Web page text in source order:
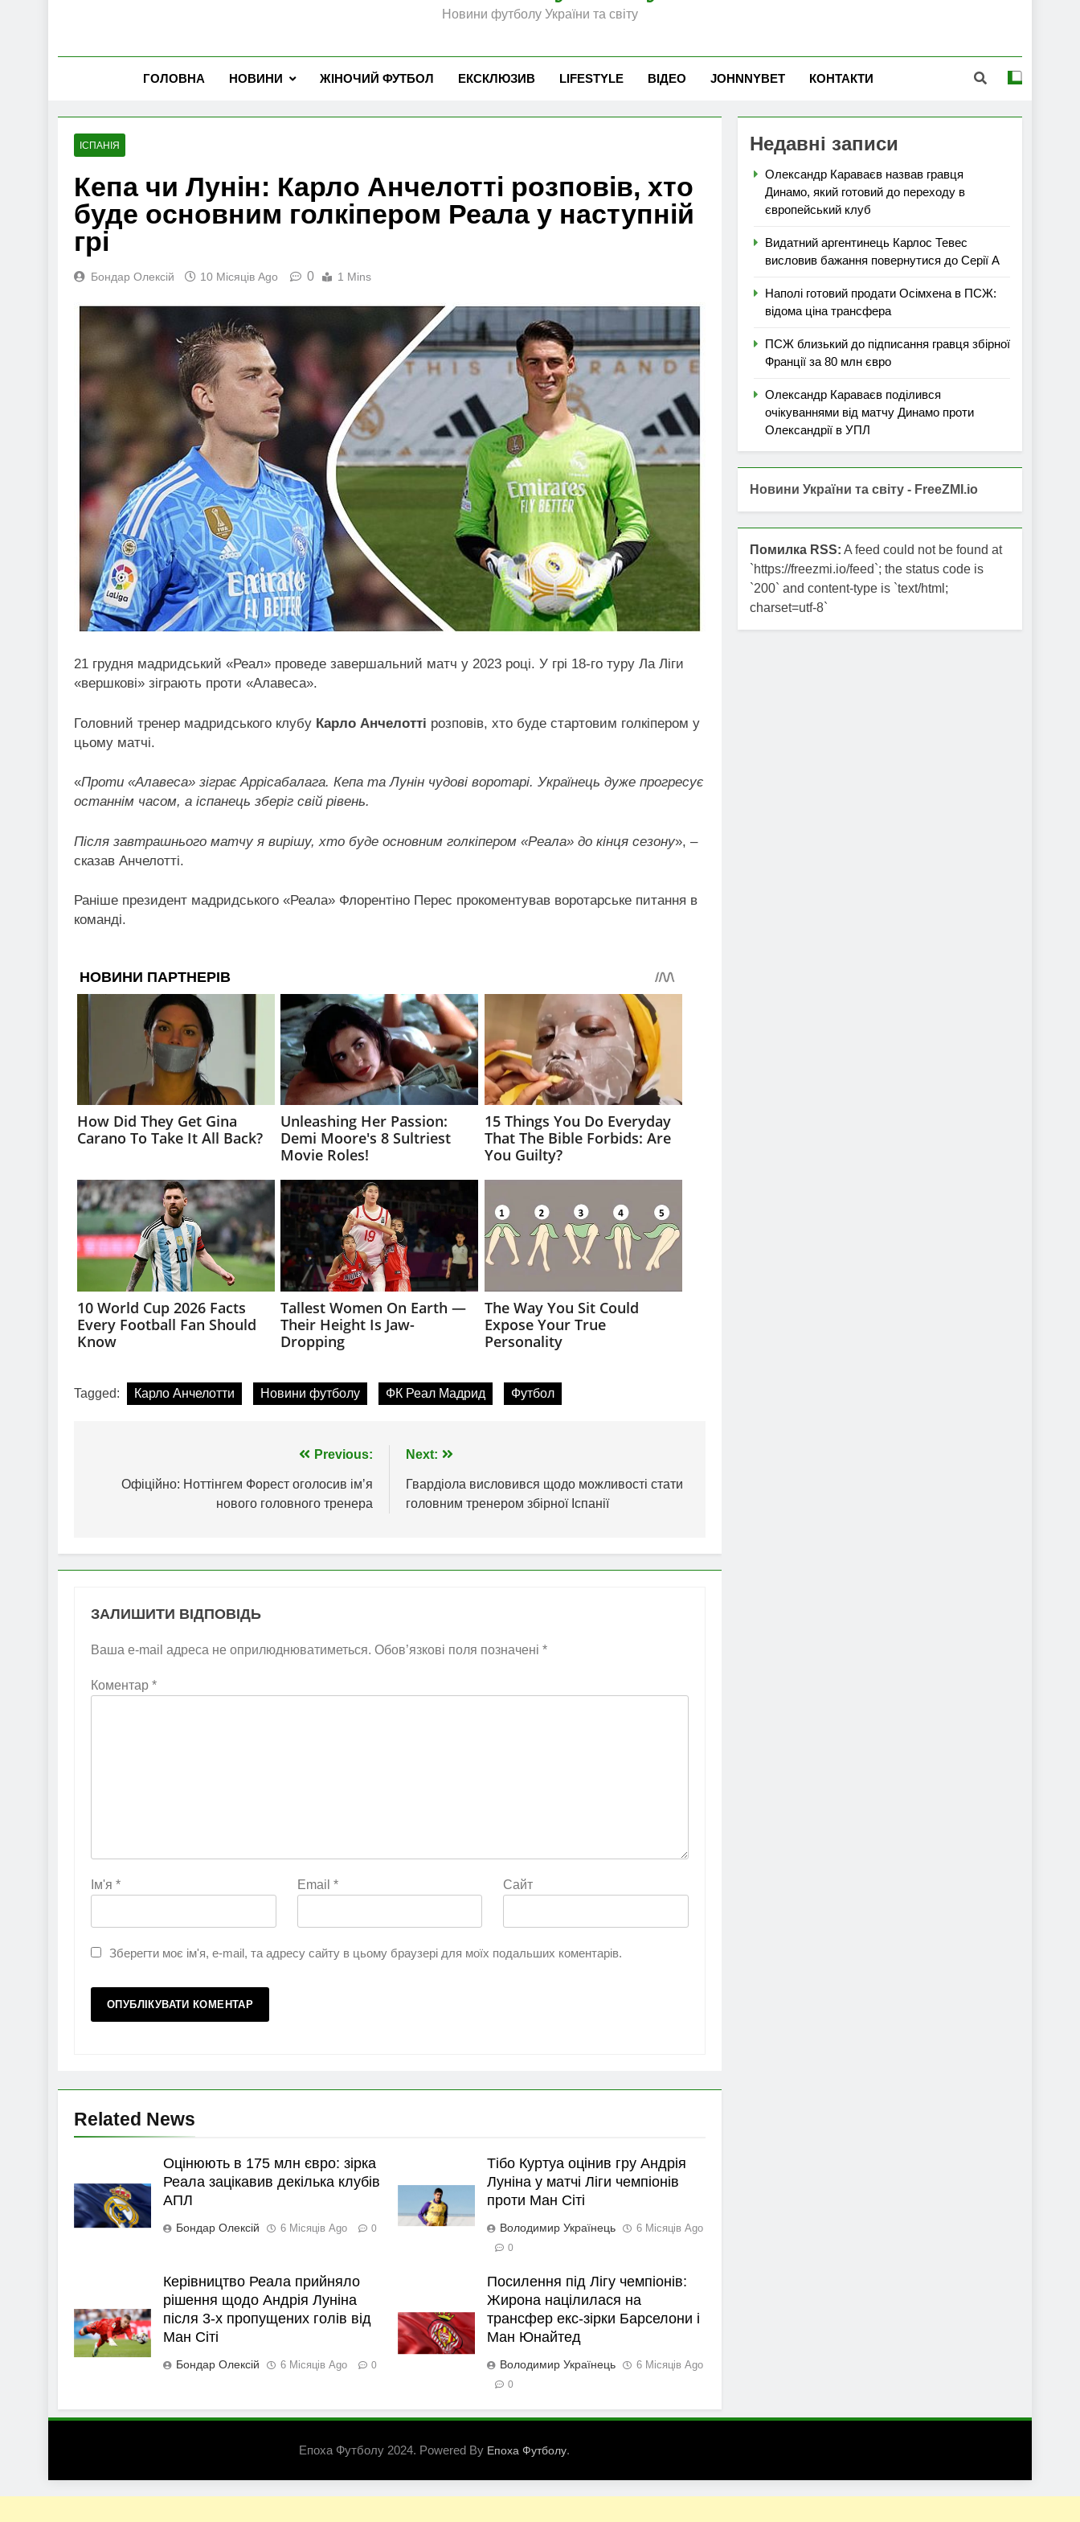
Новини футболу України та світу
ГОЛОВНА НОВИНИ ЖІНОЧИЙ ФУТБОЛ ЕКСКЛЮЗИВ LIFESTYLE ВІДЕО JOHNNYBET КОНТАКТИ
ІСПАНІЯ
Кепа чи Лунін: Карло Анчелотті розповів, хто
буде основним голкіпером Реала у наступній
грі
Бондар Олексій 10 Місяців Ago 0 1 Mins
21 грудня мадридський «Реал» проведе завершальний матч у 2023 році. У грі 18-го туру Ла Ліги
«вершкові» зіграють проти «Алавеса».
Головний тренер мадридського клубу Карло Анчелотті розповів, хто буде стартовим голкіпером у
цьому матчі.
«Проти «Алавеса» зіграє Аррісабалага. Кепа та Лунін чудові воротарі. Українець дуже прогресує
останнім часом, а іспанець зберіг свій рівень.
Після завтрашнього матчу я вирішу, хто буде основним голкіпером «Реала» до кінця сезону», –
сказав Анчелотті.
Раніше президент мадридського «Реала» Флорентіно Перес прокоментував воротарське питання в
команді.
Tagged: Карло Анчелотти Новини футболу ФК Реал Мадрид Футбол
записів
Previous:
Офіційно: Ноттінгем Форест оголосив імʼя
нового головного тренера
Next:
Гвардіола висловився щодо можливості стати
головним тренером збірної Іспанії
ЗАЛИШИТИ ВІДПОВІДЬ
Ваша e-mail адреса не оприлюднюватиметься. Обов’язкові поля позначені *
Коментар *
Ім'я * Email * Сайт
Зберегти моє ім'я, e-mail, та адресу сайту в цьому браузері для моїх подальших коментарів.
Related News
Оцінюють в 175 млн євро: зірка
Реала зацікавив декілька клубів
АПЛ
Бондар Олексій 6 Місяців Ago 0
Тібо Куртуа оцінив гру Андрія
Луніна у матчі Ліги чемпіонів
проти Ман Сіті
Володимир Українець 6 Місяців Ago
0
Керівництво Реала прийняло
рішення щодо Андрія Луніна
після 3-х пропущених голів від
Ман Сіті
Бондар Олексій 6 Місяців Ago 0
Посилення під Лігу чемпіонів:
Жирона націлилася на
трансфер екс-зірки Барселони і
Ман Юнайтед
Володимир Українець 6 Місяців Ago
0
Недавні записи
Олександр Караваєв назвав гравця
Динамо, який готовий до переходу в
європейський клуб
Видатний аргентинець Карлос Тевес
висловив бажання повернутися до Серії А
Наполі готовий продати Осімхена в ПСЖ:
відома ціна трансфера
ПСЖ близький до підписання гравця збірної
Франції за 80 млн євро
Олександр Караваєв поділився
очікуваннями від матчу Динамо проти
Олександрії в УПЛ
Новини України та світу - FreeZMI.io
Помилка RSS: A feed could not be found at
`https://freezmi.io/feed`; the status code is
`200` and content-type is `text/html;
charset=utf-8`
Епоха Футболу 2024. Powered By Епоха Футболу.